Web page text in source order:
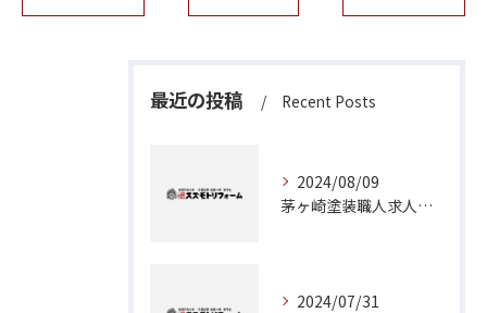
最近の投稿 Recent Posts
2024/08/09
茅ヶ崎塗装職人求人：神奈川県で理想のキャリアを築くチャンス
2024/07/31